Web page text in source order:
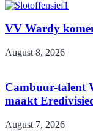
VV Wardy
August 8, 2026
Cambuur-talent
maakt
August 7, 2026